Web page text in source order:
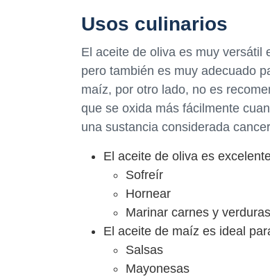
Usos culinarios
El aceite de oliva es muy versátil
pero también es muy adecuado
maíz, por otro lado, no es
que se oxida más fácilmente
una sustancia considerada
El aceite de oliva es
Sofreír
Hornear
Marinar carnes y verduras
El aceite de maíz es ideal
Salsas
Mayonesas